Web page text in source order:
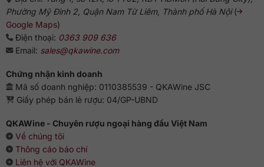
Phường Mỹ Đình 2, Quận Nam Từ Liêm, Thành phố Hà Nội(
Google Maps)
Điện thoại: 0363 909 636
Email: sales@qkawine.com
Chứng nhận kinh doanh
Mã số doanh nghiệp: 0110385539 - QKAWine JSC
Giấy phép bán lẻ rượu: 04/GP-UBND
QKAWine - Chuyên rượu ngoại hàng đầu Việt Nam
Về chúng tôi
Thông cáo báo chí
Liên hệ với QKAWine